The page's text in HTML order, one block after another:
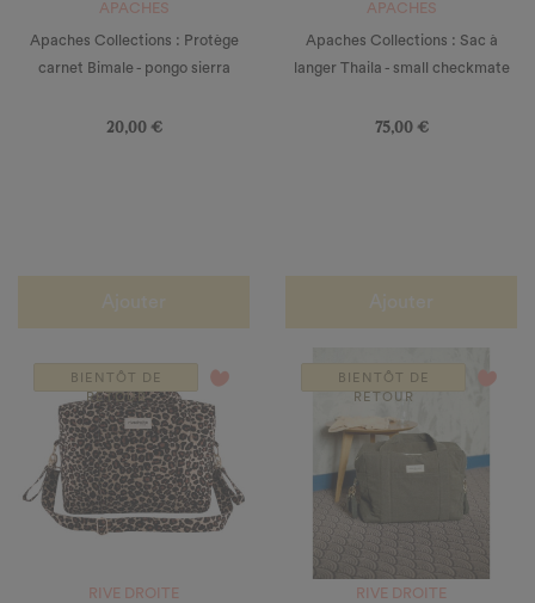
APACHES
Apaches Collections : Protège
carnet Bimale - pongo sierra
20,00 €
APACHES
Apaches Collections : Sac à
langer Thaila - small checkmate
75,00 €
BIENTÔT DE
RETOUR
favorite_border
RIVE DROITE
BIENTÔT DE
RETOUR
favorite_border
RIVE DROITE